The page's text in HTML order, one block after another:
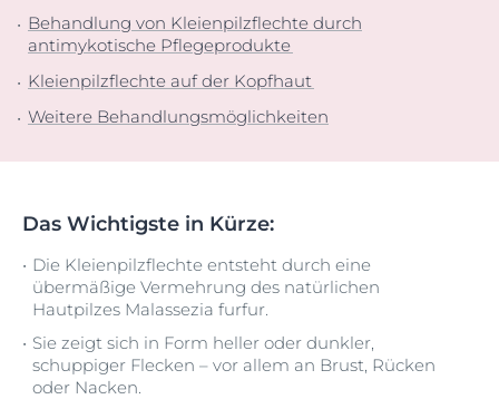
Behandlung von Kleienpilzflechte durch
antimykotische Pflegeprodukte
Kleienpilzflechte auf der Kopfhaut
Weitere Behandlungsmöglichkeiten
Das Wichtigste in Kürze:
Die Kleienpilzflechte entsteht durch eine
übermäßige Vermehrung des natürlichen
Hautpilzes Malassezia furfur.
Sie zeigt sich in Form heller oder dunkler,
schuppiger Flecken – vor allem an Brust, Rücken
oder Nacken.